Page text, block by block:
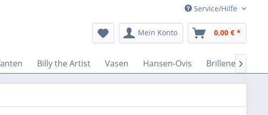
Service/Hilfe
Mein Konto 0,00 € *
Billy the Artist Vasen Hansen-Ovis Brillenetuis
